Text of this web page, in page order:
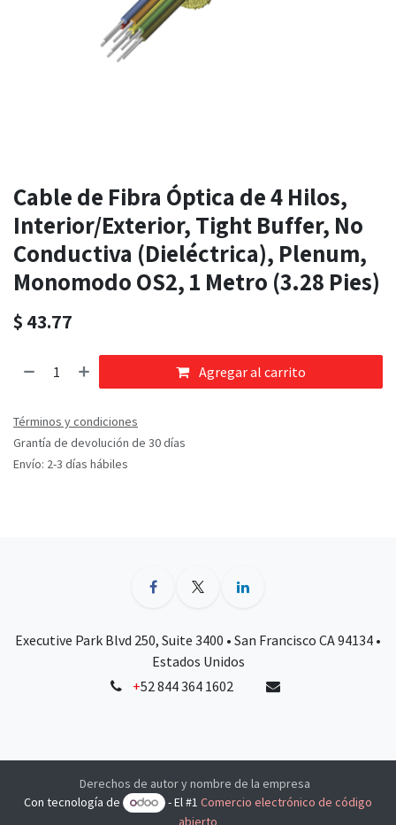
Cable de Fibra Óptica de 4 Hilos,
Interior/Exterior, Tight Buffer, No
Conductiva (Dieléctrica), Plenum,
Monomodo OS2, 1 Metro (3.28 Pies)
$ 43.77
Agregar al carrito
Términos y condiciones
Grantía de devolución de 30 días
Envío: 2-3 días hábiles
Executive Park Blvd 250, Suite 3400 • San Francisco CA 94134 •
Estados Unidos
+52 844 364 1602
Derechos de autor y nombre de la empresa
Con tecnología de
- El #1Comercio electrónico de código
abierto